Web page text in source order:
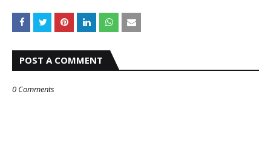
POST A COMMENT
0 Comments